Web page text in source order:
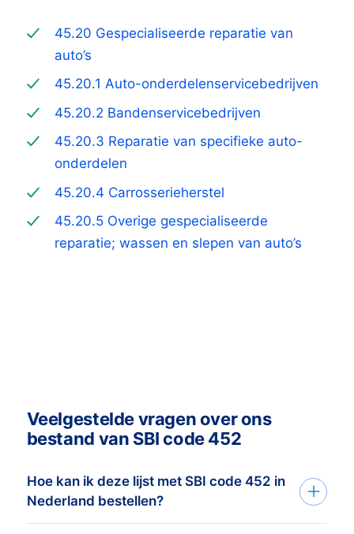
45.20 Gespecialiseerde reparatie van
auto’s
45.20.1 Auto-onderdelenservicebedrijven
45.20.2 Bandenservicebedrijven
45.20.3 Reparatie van specifieke auto-
onderdelen
45.20.4 Carrosserieherstel
45.20.5 Overige gespecialiseerde
reparatie; wassen en slepen van auto’s
Veelgestelde vragen over ons
bestand van SBI code 452
Hoe kan ik deze lijst met SBI code 452 in
Nederland bestellen?